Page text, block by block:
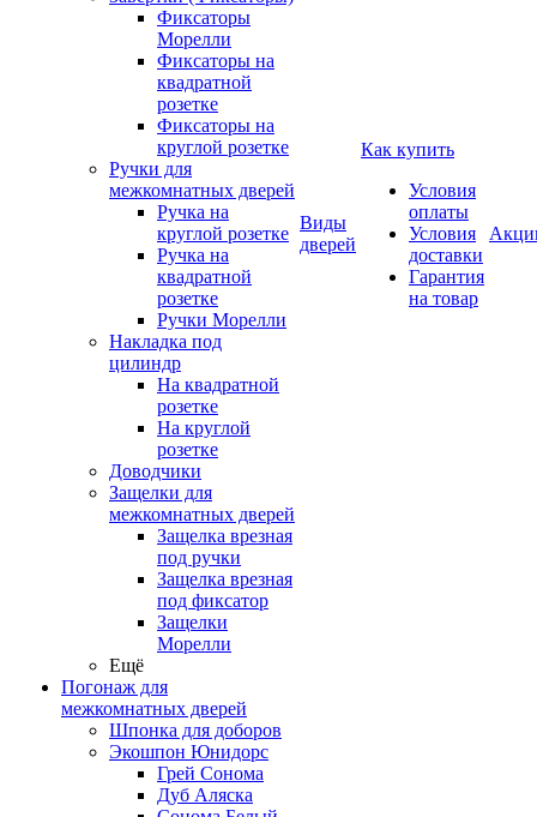
Фиксаторы
Морелли
Фиксаторы на
квадратной
розетке
Фиксаторы на
круглой розетке
Ручки для
межкомнатных дверей
Ручка на
круглой розетке
Ручка на
квадратной
розетке
Ручки Морелли
Накладка под
цилиндр
На квадратной
розетке
На круглой
розетке
Доводчики
Защелки для
межкомнатных дверей
Защелка врезная
под ручки
Защелка врезная
под фиксатор
Защелки
Морелли
Ещё
Погонаж для
межкомнатных дверей
Шпонка для доборов
Экошпон Юнидорс
Грей Сонома
Дуб Аляска
Виды
дверей
Как купить
Условия
оплаты
Условия
доставки
Гарантия
на товар